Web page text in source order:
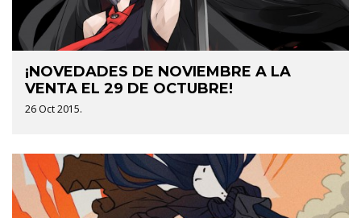
¡NOVEDADES DE NOVIEMBRE A LA
VENTA EL 29 DE OCTUBRE!
26 Oct 2015.